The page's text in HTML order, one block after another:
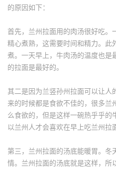
的原因如下：
首先，兰州拉面用的肉汤很好吃。
精心煮熟，这需要时间和精力。此
煮。一天早上，牛肉汤的温度也是
的拉面是最好的。
其二是因为兰竖孙州拉面可以让人
来的时候都是食欲不佳的，很多兰
么食欲的，但是这样一碗热乎乎的
以兰州人才会喜欢在早上吃兰州拉
第三，兰州拉面的汤底能暖胃。冬
情。兰州拉面的汤底就是这样，所